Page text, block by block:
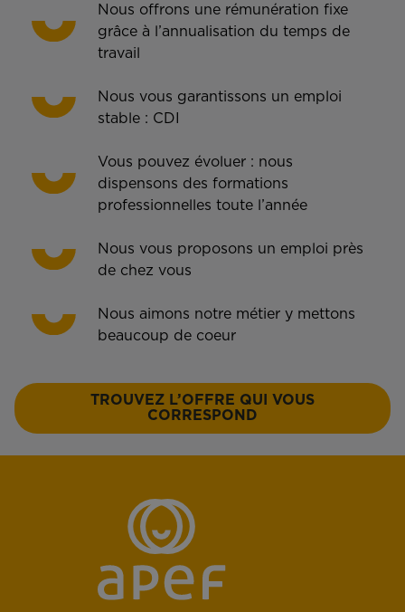
Nous offrons une rémunération fixe
grâce à l’annualisation du temps de
travail
Nous vous garantissons un emploi
stable : CDI
Vous pouvez évoluer : nous
dispensons des formations
professionnelles toute l’année
Nous vous proposons un emploi près
de chez vous
Nous aimons notre métier y mettons
beaucoup de coeur
TROUVEZ L’OFFRE QUI VOUS
CORRESPOND